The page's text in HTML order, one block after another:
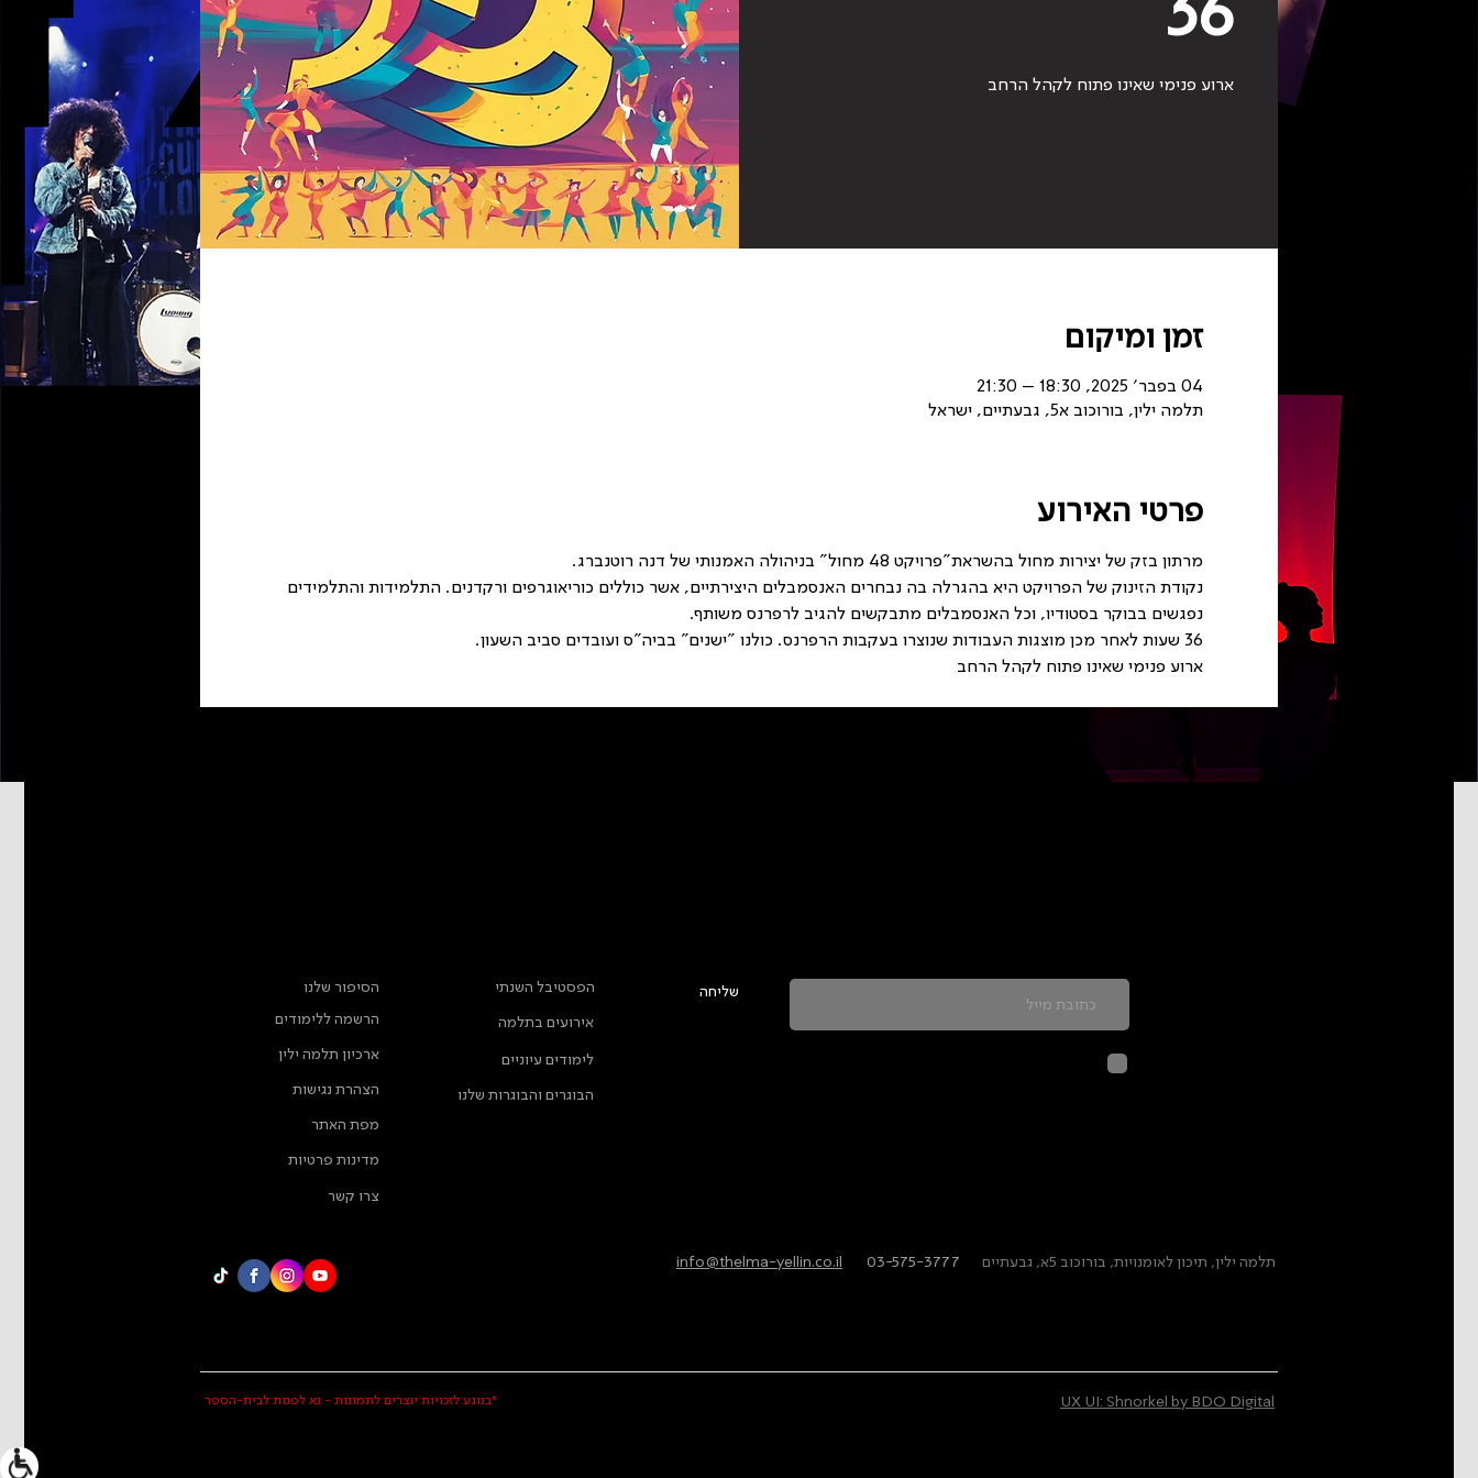
ארוע פנימי שאינו פתוח לקהל הרחב
זמן ומיקום
04 בפבר׳ 2025, 18:30 – 21:30
תלמה ילין, בורוכוב א5, גבעתיים, ישראל
פרטי האירוע
מרתון בזק של יצירות מחול בהשראת"פרויקט 48 מחול" בניהולה האמנותי של דנה רוטנברג.
נקודת הזינוק של הפרויקט היא בהגרלה בה נבחרים האנסמבלים היצירתיים, אשר כוללים כוריאוגרפים ורקדנים. התלמידות והתלמידים
נפגשים בבוקר בסטודיו, וכל האנסמבלים מתבקשים להגיב לרפרנס משותף.
36 שעות לאחר מכן מוצגות העבודות שנוצרו בעקבות הרפרנס. כולנו "ישנים" בביה"ס ועובדים סביב השעון.
ארוע פנימי שאינו פתוח לקהל הרחב
הסיפור שלנו
הרשמה ללימודים
ארכיון תלמה ילין
הצהרת נגישות
מפת האתר
הפסטיבל השנתי
אירועים בתלמה
לימודים עיוניים
הבוגרים והבוגרות שלנו
מדינות פרטיות
צרו קשר
שליחה
תלמה ילין, תיכון לאומנויות, בורוכוב 5א, גבעתיים info@thelma-yellin.co.il
*בנוגע לזכויות יוצרים לתמונות - נא לפנות לבית-הספר UX UI: Shnorkel by BDO Digital